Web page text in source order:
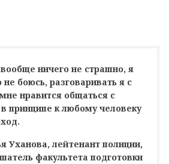
ничего не страшно, я
не боюсь, разговаривать я с
нравится общаться с
принципе к любому человеку
Уханова, лейтенант полиции,
факультета подготовки